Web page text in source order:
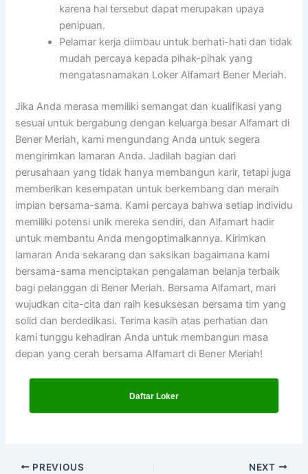
karena hal tersebut dapat merupakan upaya
penipuan.
Pelamar kerja diimbau untuk berhati-hati dan tidak
mudah percaya kepada pihak-pihak yang
mengatasnamakan Loker Alfamart Bener Meriah.
Jika Anda merasa memiliki semangat dan kualifikasi yang
sesuai untuk bergabung dengan keluarga besar Alfamart di
Bener Meriah, kami mengundang Anda untuk segera
mengirimkan lamaran Anda. Jadilah bagian dari
perusahaan yang tidak hanya membangun karir, tetapi juga
memberikan kesempatan untuk berkembang dan meraih
impian bersama-sama. Kami percaya bahwa setiap individu
memiliki potensi unik mereka sendiri, dan Alfamart hadir
untuk membantu Anda mengoptimalkannya. Kirimkan
lamaran Anda sekarang dan saksikan bagaimana kami
bersama-sama menciptakan pengalaman belanja terbaik
bagi pelanggan di Bener Meriah. Bersama Alfamart, mari
wujudkan cita-cita dan raih kesuksesan bersama tim yang
solid dan berdedikasi. Terima kasih atas perhatian dan
kami tunggu kehadiran Anda untuk membangun masa
depan yang cerah bersama Alfamart di Bener Meriah!
Daftar Loker
PREVIOUS NEXT